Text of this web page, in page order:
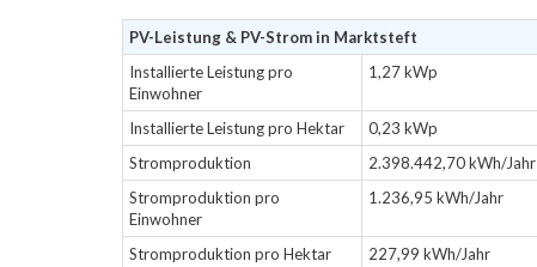
PV-Leistung & PV-Strom in Marktsteft
Installierte Leistung pro
Einwohner
1,27 kWp
Installierte Leistung pro Hektar
0,23 kWp
Stromproduktion
2.398.442,70 kWh/Jahr
Stromproduktion pro
Einwohner
1.236,95 kWh/Jahr
Stromproduktion pro Hektar
227,99 kWh/Jahr